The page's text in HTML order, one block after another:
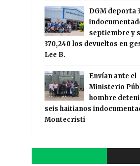
DGM deporta
septiembre y
370,240 los devueltos en
Lee B.
Envían ante el
Ministerio
hombre
seis haitianos
Montecristi